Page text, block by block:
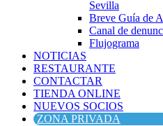
Sevilla
Breve Guía de
Canal de
Flujograma
NOTICIAS
RESTAURANTE
CONTACTAR
TIENDA ONLINE
NUEVOS SOCIOS
ZONA PRIVADA